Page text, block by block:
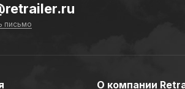
письмо
О компании